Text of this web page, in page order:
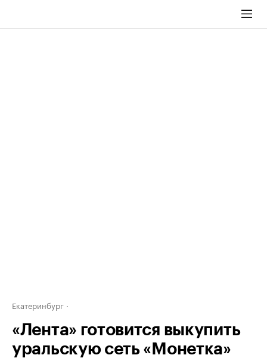
Екатеринбург
«Лента» готовится выкупить
уральскую сеть «Монетка»